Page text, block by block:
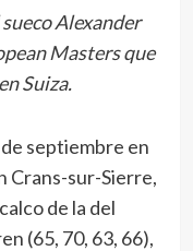
Alexander
Masters que
Suiza.
septiembre en
Crans-sur-Sierre,
de la del
(65, 70, 63, 66),